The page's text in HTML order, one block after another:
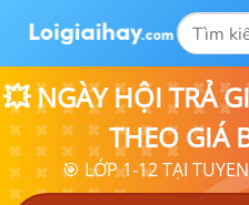
💥 NGÀY HỘI TRẢ
THEO GIÁ
🎯 LỚP 1-12 TẠI